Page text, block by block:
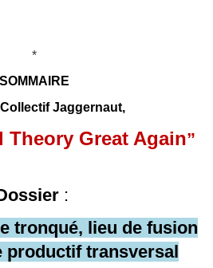
*
SOMMAIRE
Collectif Jaggernaut,
Theory Great Again”
:
tronqué, lieu de fusion
productif transversal